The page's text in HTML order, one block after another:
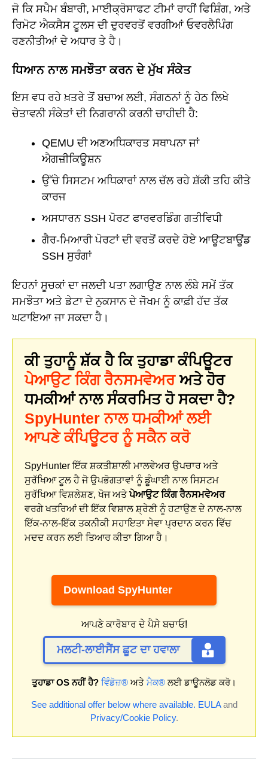
ਜੋ ਕਿ ਸਪੈਮ ਬੰਬਾਰੀ, ਮਾਈਕ੍ਰੋਸਾਫਟ ਟੀਮਾਂ ਰਾਹੀਂ ਫਿਸ਼ਿੰਗ, ਅਤੇ
ਰਿਮੋਟ ਐਕਸੈਸ ਟੂਲਸ ਦੀ ਦੁਰਵਰਤੋਂ ਵਰਗੀਆਂ ਓਵਰਲੈਪਿੰਗ
ਰਣਨੀਤੀਆਂ ਦੇ ਅਧਾਰ ਤੇ ਹੈ।
ਧਿਆਨ ਨਾਲ ਸਮਝੌਤਾ ਕਰਨ ਦੇ ਮੁੱਖ ਸੰਕੇਤ
ਇਸ ਵਧ ਰਹੇ ਖ਼ਤਰੇ ਤੋਂ ਬਚਾਅ ਲਈ, ਸੰਗਠਨਾਂ ਨੂੰ ਹੇਠ ਲਿਖੇ
ਚੇਤਾਵਨੀ ਸੰਕੇਤਾਂ ਦੀ ਨਿਗਰਾਨੀ ਕਰਨੀ ਚਾਹੀਦੀ ਹੈ:
QEMU ਦੀ ਅਣਅਧਿਕਾਰਤ ਸਥਾਪਨਾ ਜਾਂ
ਐਗਜ਼ੀਕਿਊਸ਼ਨ
ਉੱਚੇ ਸਿਸਟਮ ਅਧਿਕਾਰਾਂ ਨਾਲ ਚੱਲ ਰਹੇ ਸ਼ੱਕੀ ਤਹਿ ਕੀਤੇ
ਕਾਰਜ
ਅਸਧਾਰਨ SSH ਪੋਰਟ ਫਾਰਵਰਡਿੰਗ ਗਤੀਵਿਧੀ
ਗੈਰ-ਮਿਆਰੀ ਪੋਰਟਾਂ ਦੀ ਵਰਤੋਂ ਕਰਦੇ ਹੋਏ ਆਊਟਬਾਊਂਡ
SSH ਸੁਰੰਗਾਂ
ਇਹਨਾਂ ਸੂਚਕਾਂ ਦਾ ਜਲਦੀ ਪਤਾ ਲਗਾਉਣ ਨਾਲ ਲੰਬੇ ਸਮੇਂ ਤੱਕ
ਸਮਝੌਤਾ ਅਤੇ ਡੇਟਾ ਦੇ ਨੁਕਸਾਨ ਦੇ ਜੋਖਮ ਨੂੰ ਕਾਫ਼ੀ ਹੱਦ ਤੱਕ
ਘਟਾਇਆ ਜਾ ਸਕਦਾ ਹੈ।
ਕੀ ਤੁਹਾਨੂੰ ਸ਼ੱਕ ਹੈ ਕਿ ਤੁਹਾਡਾ ਕੰਪਿਊਟਰ
ਪੇਆਉਟ ਕਿੰਗ ਰੈਨਸਮਵੇਅਰਅਤੇ ਹੋਰ
ਧਮਕੀਆਂ ਨਾਲ ਸੰਕਰਮਿਤ ਹੋ ਸਕਦਾ ਹੈ?
SpyHunter ਨਾਲ ਧਮਕੀਆਂ ਲਈ
ਆਪਣੇ ਕੰਪਿਊਟਰ ਨੂੰ ਸਕੈਨ ਕਰੋ
SpyHunter ਇੱਕ ਸ਼ਕਤੀਸ਼ਾਲੀ ਮਾਲਵੇਅਰ ਉਪਚਾਰ ਅਤੇ
ਸੁਰੱਖਿਆ ਟੂਲ ਹੈ ਜੋ ਉਪਭੋਗਤਾਵਾਂ ਨੂੰ ਡੂੰਘਾਈ ਨਾਲ ਸਿਸਟਮ
ਸੁਰੱਖਿਆ ਵਿਸ਼ਲੇਸ਼ਣ, ਖੋਜ ਅਤੇਪੇਆਉਟ ਕਿੰਗ ਰੈਨਸਮਵੇਅਰ
ਵਰਗੇ ਖਤਰਿਆਂ ਦੀ ਇੱਕ ਵਿਸ਼ਾਲ ਸ਼੍ਰੇਣੀ ਨੂੰ ਹਟਾਉਣ ਦੇ ਨਾਲ-ਨਾਲ
ਇੱਕ-ਨਾਲ-ਇੱਕ ਤਕਨੀਕੀ ਸਹਾਇਤਾ ਸੇਵਾ ਪ੍ਰਦਾਨ ਕਰਨ ਵਿੱਚ
ਮਦਦ ਕਰਨ ਲਈ ਤਿਆਰ ਕੀਤਾ ਗਿਆ ਹੈ।
Download SpyHunter
ਆਪਣੇ ਕਾਰੋਬਾਰ ਦੇ ਪੈਸੇ ਬਚਾਓ!
ਮਲਟੀ-ਲਾਈਸੈਂਸ ਛੂਟ ਦਾ ਹਵਾਲਾ
ਤੁਹਾਡਾ OS ਨਹੀਂ ਹੈ? ਵਿੰਡੋਜ਼® ਅਤੇ ਮੈਕ® ਲਈ ਡਾਊਨਲੋਡ ਕਰੋ।
See additional offer below where available. EULAand
Privacy/Cookie Policy.